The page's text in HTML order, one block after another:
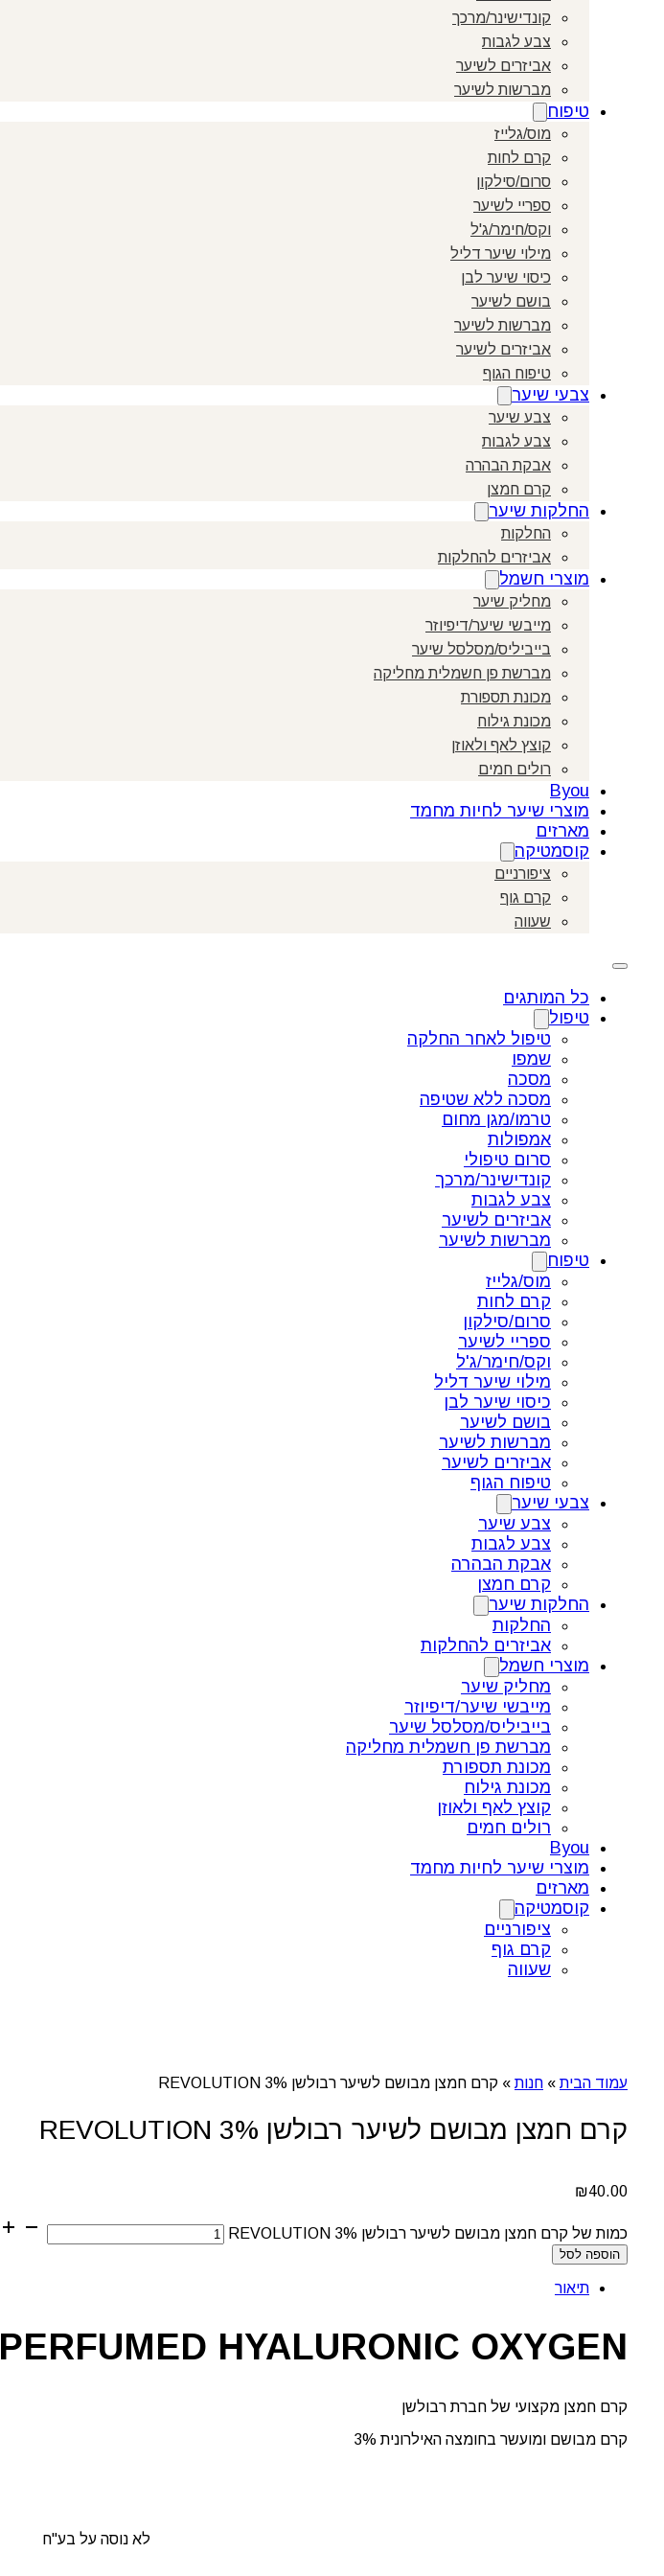
קונדישינר/מרכך
צבע לגבות
אביזרים לשיער
מברשות לשיער
טיפוח
מוס/גלייז
קרם לחות
סרום/סילקון
ספריי לשיער
וקס/חימר/ג'ל
מילוי שיער דליל
כיסוי שיער לבן
בושם לשיער
מברשות לשיער
אביזרים לשיער
טיפוח הגוף
צבעי שיער
צבע שיער
צבע לגבות
אבקת הבהרה
קרם חמצן
החלקות שיער
החלקות
אביזרים להחלקות
מוצרי חשמל
מחליק שיער
מייבשי שיער/דיפיוזר
בייביליס/מסלסל שיער
מברשת פן חשמלית מחליקה
מכונת תספורת
מכונת גילוח
קוצץ לאף ולאוזן
רולים חמים
Byou
מוצרי שיער לחיות מחמד
מארזים
קוסמטיקה
ציפורניים
קרם גוף
שעווה
כל המותגים
טיפול
טיפול לאחר החלקה
שמפו
מסכה
מסכה ללא שטיפה
טרמו/מגן מחום
אמפולות
סרום טיפולי
קונדישינר/מרכך
צבע לגבות
אביזרים לשיער
מברשות לשיער
טיפוח
מוס/גלייז
קרם לחות
סרום/סילקון
ספריי לשיער
וקס/חימר/ג'ל
מילוי שיער דליל
כיסוי שיער לבן
בושם לשיער
מברשות לשיער
אביזרים לשיער
טיפוח הגוף
צבעי שיער
צבע שיער
צבע לגבות
אבקת הבהרה
קרם חמצן
החלקות שיער
החלקות
אביזרים להחלקות
מוצרי חשמל
מחליק שיער
מייבשי שיער/דיפיוזר
בייביליס/מסלסל שיער
מברשת פן חשמלית מחליקה
מכונת תספורת
מכונת גילוח
קוצץ לאף ולאוזן
רולים חמים
Byou
מוצרי שיער לחיות מחמד
מארזים
קוסמטיקה
ציפורניים
קרם גוף
שעווה
עמוד הבית » חנות » קרם חמצן מבושם לשיער רבולשן 3% REVOLUTION
קרם חמצן מבושם לשיער רבולשן 3% REVOLUTION
₪40.00
כמות של קרם חמצן מבושם לשיער רבולשן 3% REVOLUTION
הוספה לסל
תיאור
PERFUMED HYALURONIC OXYGEN
קרם חמצן מקצועי של חברת רבולשן
קרם מבושם ומועשר בחומצה האילרונית 3%
לא נוסה על בע"ח